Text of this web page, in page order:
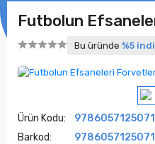
Futbolun
Bu üründe %5
Ürün Kodu:
9786057125071
Barkod:
9786057125071